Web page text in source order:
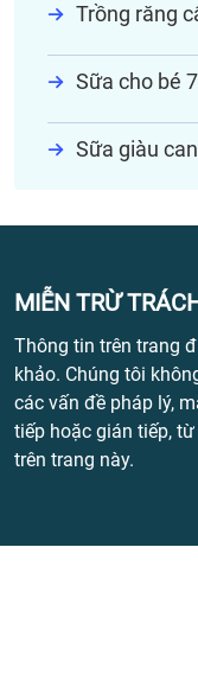
Trồng răng
Sữa cho bé
Sữa giàu
MIỄN TRỪ
Thông tin trên trang
khảo. Chúng tôi
các vấn đề pháp lý,
tiếp hoặc gián tiếp,
trên trang này.